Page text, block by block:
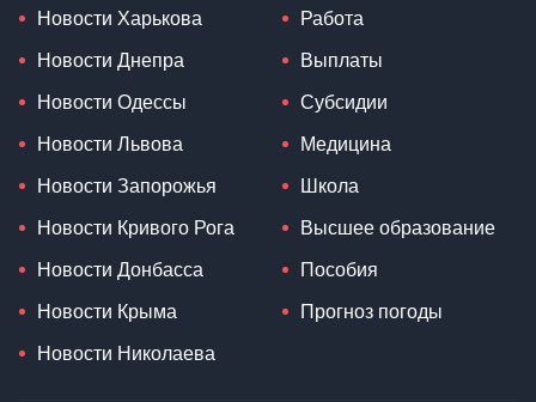
Новости Харькова
Новости Днепра
Новости Одессы
Новости Львова
Новости Запорожья
Новости Кривого Рога
Новости Донбасса
Новости Крыма
Новости Николаева
Работа
Выплаты
Субсидии
Медицина
Школа
Высшее образование
Пособия
Прогноз погоды